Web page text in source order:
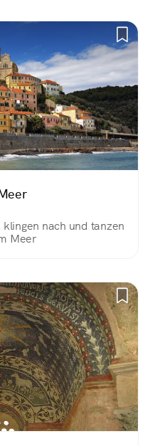
nach und tanzen
Meer